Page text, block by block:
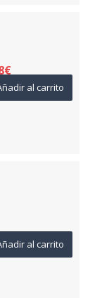
€
al carrito
al carrito